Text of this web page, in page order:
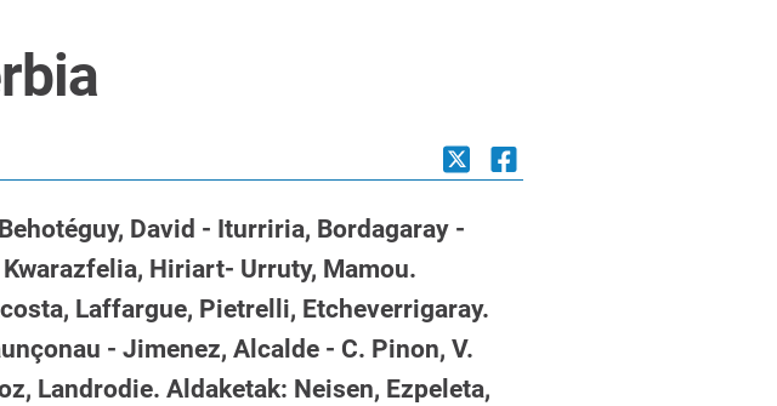
David - Iturriria, Bordagaray -
Hiriart- Urruty, Mamou.
Laffargue, Pietrelli, Etcheverrigaray.
- Jimenez, Alcalde - C. Pinon, V.
Landrodie. Aldaketak: Neisen, Ezpeleta,